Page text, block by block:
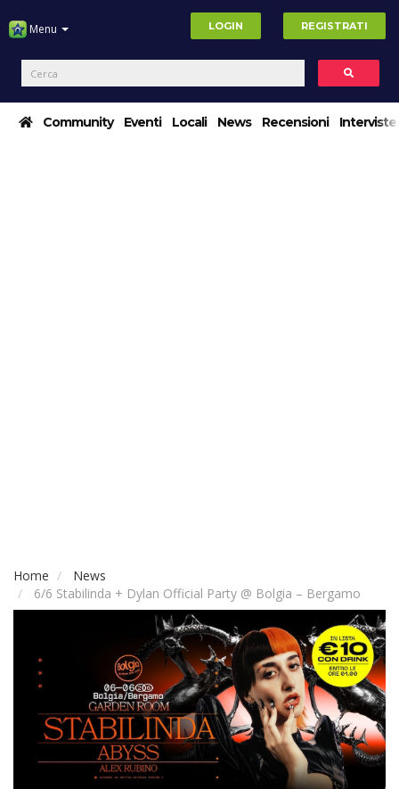
Menu LOGIN REGISTRATI
Community Eventi Locali News Recensioni Interviste
Home
News
6/6 Stabilinda + Dylan Official Party @ Bolgia – Bergamo